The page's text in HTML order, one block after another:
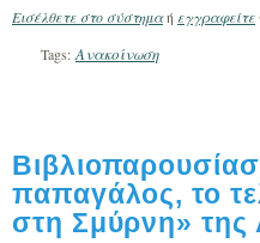
Εισέλθετε στο σύστημαή εγγραφείτε
Tags:Ανακοίνωση
παπαγάλος, το
στη Σμύρνη» της